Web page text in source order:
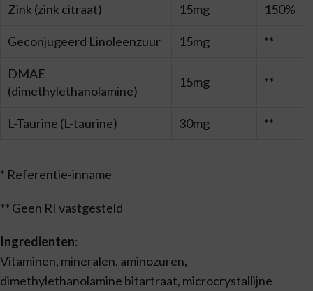
Zink (zink citraat) 15mg 150%
Geconjugeerd Linoleenzuur 15mg **
DMAE
(dimethylethanolamine)
15mg **
L-Taurine (L-taurine) 30mg **
* Referentie-inname
** Geen RI vastgesteld
Ingredienten:
Vitaminen, mineralen, aminozuren,
dimethylethanolamine bitartraat, microcrystallijne